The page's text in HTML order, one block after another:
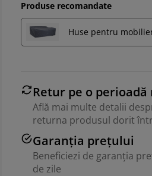
Produse recomandate
Huse pentru
Retur pe o
Află mai multe detalii
returna produsul dorit
Garanția prețului
Beneficiezi de garanția
de zile